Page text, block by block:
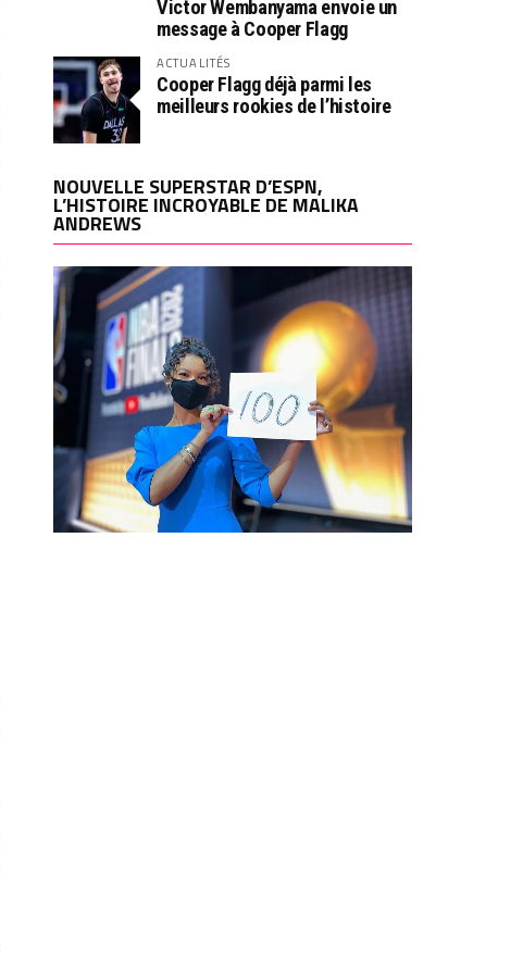
Victor Wembanyama envoie un
message à Cooper Flagg
ACTUALITÉS
Cooper Flagg déjà parmi les
meilleurs rookies de l’histoire
NOUVELLE SUPERSTAR D’ESPN,
L’HISTOIRE INCROYABLE DE MALIKA
ANDREWS